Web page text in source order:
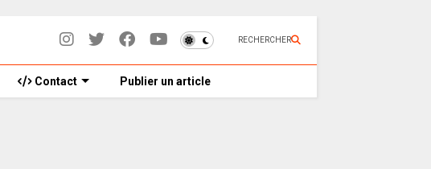
RECHERCHER
Contact Publier un article